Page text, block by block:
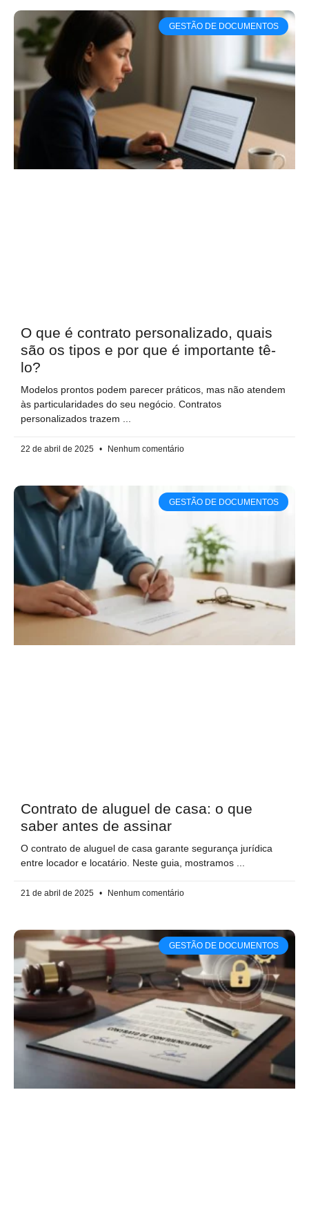
GESTÃO DE DOCUMENTOS
O que é contrato personalizado, quais
são os tipos e por que é importante tê-
lo?
Modelos prontos podem parecer práticos, mas não atendem
às particularidades do seu negócio. Contratos
personalizados trazem
22 de abril de 2025 Nenhum comentário
GESTÃO DE DOCUMENTOS
Contrato de aluguel de casa: o que
saber antes de assinar
O contrato de aluguel de casa garante segurança jurídica
entre locador e locatário. Neste guia, mostramos
21 de abril de 2025 Nenhum comentário
GESTÃO DE DOCUMENTOS